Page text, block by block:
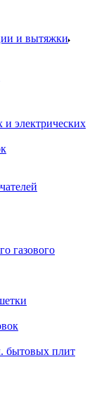
и вытяжки
и электрических
газового
бытовых плит